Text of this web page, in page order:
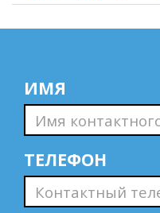
ИМЯ
ТЕЛЕФОН